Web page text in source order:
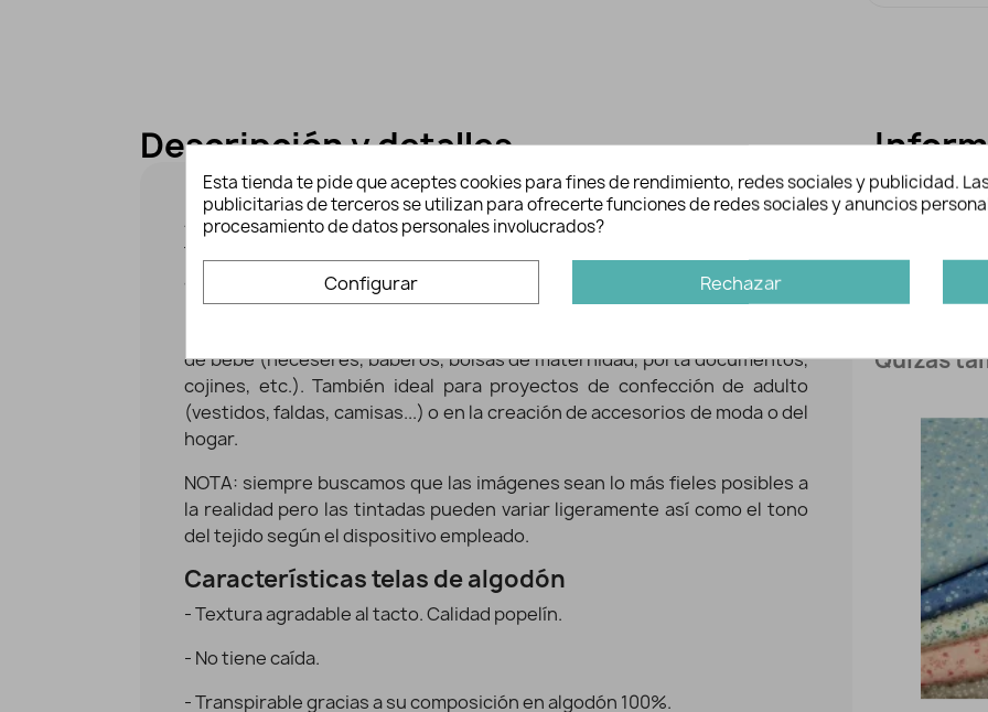
Descripción y detalles
Algodón Flores Spring 3
Tela de
De tacto suave y
agradable, resulta ser un tejido resistente y muy versátil. Ideal para
proyectos de confección tanto en ropa infantil en general (vestidos,
de bebé (neceseres, baberos, bolsas de maternidad, porta documentos,
cojines, etc.). También ideal para proyectos de confección de adulto
(vestidos, faldas, camisas...) o en la creación de accesorios de moda o del
hogar.
NOTA: siempre buscamos que las imágenes sean lo más fieles posibles a
la realidad pero las tintadas pueden variar ligeramente así como el tono
del tejido según el dispositivo empleado.
Características telas de algodón
- Textura agradable al tacto. Calidad popelín.
- No tiene caída.
- Transpirable gracias a su composición en algodón 100%.
Ref:
Lejía
Agua
Lavado en
Quizás
-20%
Esta tienda te pide que aceptes cookies para fines de rendimiento, redes sociales y publicidad.
publicitarias de terceros se utilizan para ofrecerte funciones de redes sociales y anuncios
procesamiento de datos personales involucrados?
Configurar Rechazar